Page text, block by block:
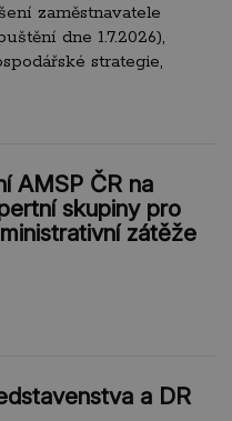
zaměstnavatele
dne 1.7.2026),
strategie,
AMSP ČR na
skupiny pro
zátěže
a DR